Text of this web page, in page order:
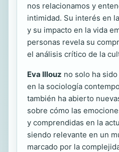
nos relacionamos y
intimidad. Su interés en
y su impacto en la vida
personas revela su
el análisis crítico de la
Eva Illouz no solo ha
en la sociología
también ha abierto
sobre cómo las
y comprendidas en la
siendo relevante en un
marcado por la